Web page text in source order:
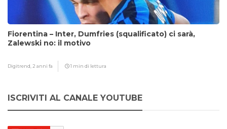
Fiorentina – Inter, Dumfries (squalificato) ci sarà,
Zalewski no: il motivo
Digitrend, 2 anni fa 1 min di lettura
ISCRIVITI AL CANALE YOUTUBE